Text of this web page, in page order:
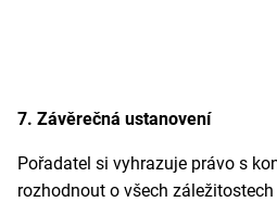
7. Závěrečná ustanovení
Pořadatel si vyhrazuje právo s
rozhodnout o všech